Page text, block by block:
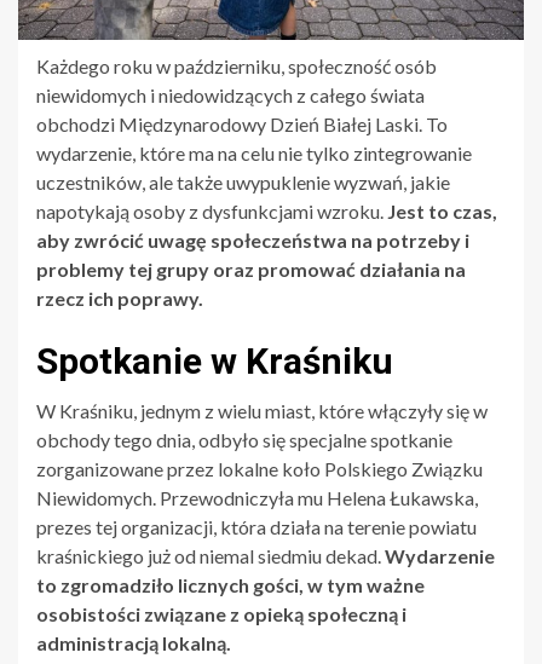
Każdego roku w październiku, społeczność osób
niewidomych i niedowidzących z całego świata
obchodzi Międzynarodowy Dzień Białej Laski. To
wydarzenie, które ma na celu nie tylko zintegrowanie
uczestników, ale także uwypuklenie wyzwań, jakie
napotykają osoby z dysfunkcjami wzroku. Jest to czas,
aby zwrócić uwagę społeczeństwa na potrzeby i
problemy tej grupy oraz promować działania na
rzecz ich poprawy.
Spotkanie w Kraśniku
W Kraśniku, jednym z wielu miast, które włączyły się w
obchody tego dnia, odbyło się specjalne spotkanie
zorganizowane przez lokalne koło Polskiego Związku
Niewidomych. Przewodniczyła mu Helena Łukawska,
prezes tej organizacji, która działa na terenie powiatu
kraśnickiego już od niemal siedmiu dekad. Wydarzenie
to zgromadziło licznych gości, w tym ważne
osobistości związane z opieką społeczną i
administracją lokalną.